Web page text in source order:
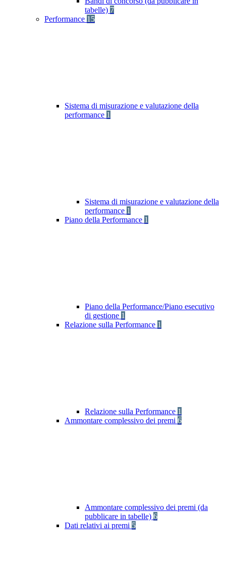
tabelle) 7
Performance 15
Sistema di misurazione e valutazione della
performance 1
Sistema di misurazione e valutazione della
performance 1
Piano della Performance 1
Piano della Performance/Piano esecutivo
di gestione 1
Relazione sulla Performance 1
Relazione sulla Performance 1
Ammontare complessivo dei premi 6
Ammontare complessivo dei premi (da
pubblicare in tabelle) 6
Dati relativi ai premi 5